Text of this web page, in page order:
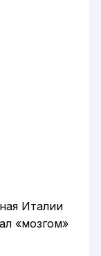
Италии
«мозгом»